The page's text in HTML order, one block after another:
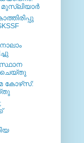
മുസ്ലിയാർ
ചെയ്തു
കോഴ്‌സ്: